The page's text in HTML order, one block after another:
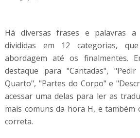
Há diversas frases e palavras a
divididas em 12 categorias,
abordagem até os finalmentes.
destaque para "Cantadas",
Quarto", "Partes do Corpo" e
acessar uma delas para ler as
mais comuns da hora H, e
correta.